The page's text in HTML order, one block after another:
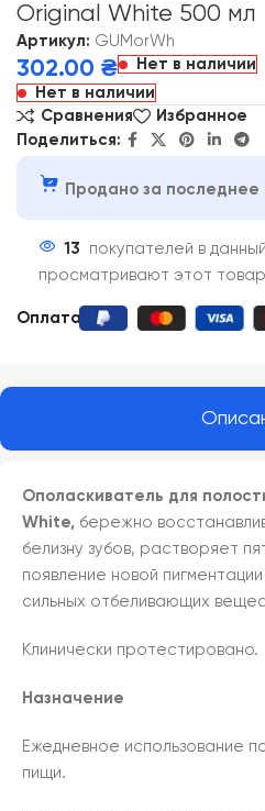
Original White 500 мл
Артикул: GUMorWh
302.00 ₴
Нет в наличии
Нет в наличии
Сравнения
Избранное
Поделиться:
Продано за последнее
13
покупателей в
просматривают этот товар
Оплата:
Ополаскиватель для
White, бережно
белизну зубов, растворяет
появление новой
сильных отбеливающих
Клинически протестировано.
Назначение
Ежедневное использование
пищи.